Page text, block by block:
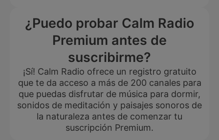
¿Puedo probar Calm Radio
Premium antes de
suscribirme?
¡Sí! Calm Radio ofrece un registro gratuito
que te da acceso a más de 200 canales para
que puedas disfrutar de música para dormir,
sonidos de meditación y paisajes sonoros de
la naturaleza antes de comenzar tu
suscripción Premium.